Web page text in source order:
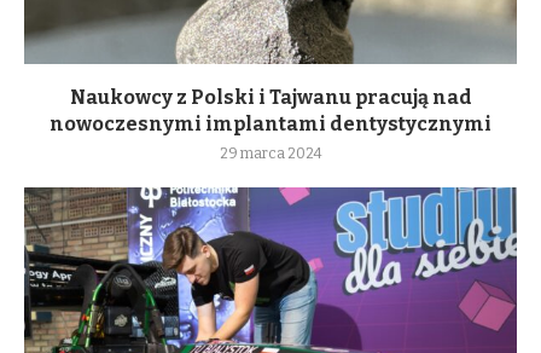
Naukowcy z Polski i Tajwanu pracują nad
nowoczesnymi implantami dentystycznymi
29 marca 2024